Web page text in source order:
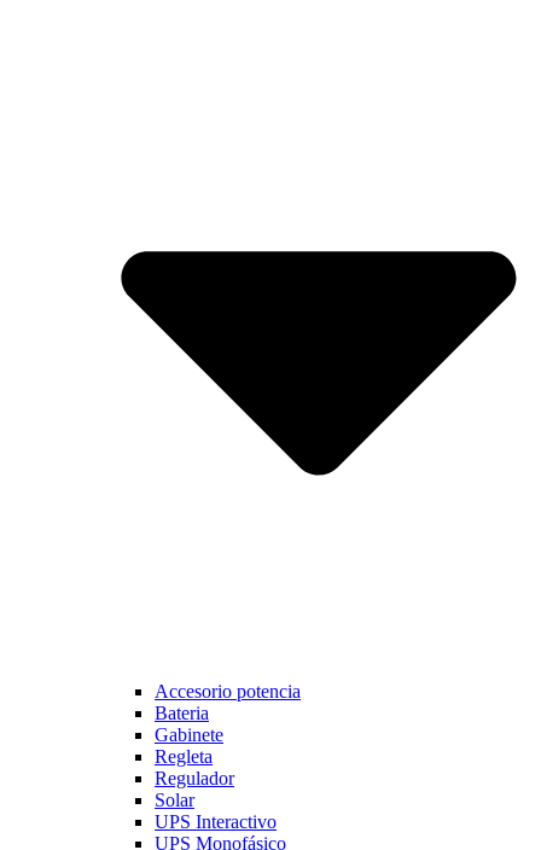
Accesorio potencia
Bateria
Gabinete
Regleta
Regulador
Solar
UPS Interactivo
UPS Monofásico